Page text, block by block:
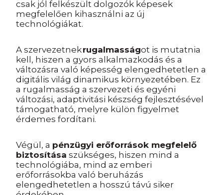
csak jól felkészült dolgozók képesek
megfelelően kihasználni az új
technológiákat.
A szervezetnekrugalmasságot is mutatnia
kell, hiszen a gyors alkalmazkodás és a
változásra való képesség elengedhetetlen a
digitális világ dinamikus környezetében. Ez
a rugalmasság a szervezeti és egyéni
változási, adaptivitási készség fejlesztésével
támogatható, melyre külön figyelmet
érdemes fordítani.
Végül, a pénzügyi erőforrások megfelelő
biztosítása szükséges, hiszen mind a
technológiába, mind az emberi
erőforrásokba való beruházás
elengedhetetlen a hosszú távú siker